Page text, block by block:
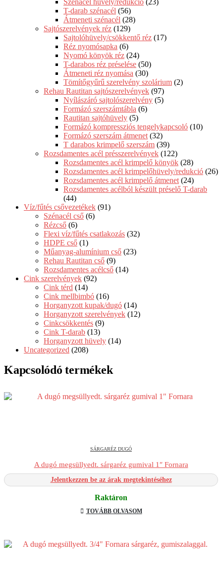
T-darab szénacél (56)
Átmeneti szénacél (28)
Sajtószerelvények réz (129)
Sajtolóhüvely/csökkentő réz (17)
Réz nyomósapka (6)
Nyomó könyök réz (24)
T-darabos réz préselése (50)
Átmeneti réz nyomása (30)
Tömítőgyűrű szerelvény szolárium (2)
Rehau Rautitan sajtószerelvények (97)
Nyílászáró sajtolószerelvény (5)
Formázó szerszámtábla (6)
Rautitan sajtóhüvely (5)
Formázó kompressziós tengelykapcsoló (10)
Formázó szerszám átmenet (32)
T darabos krimpelő szerszám (39)
Rozsdamentes acél présszerelvények (122)
Rozsdamentes acél krimpelő könyök (28)
Rozsdamentes acél krimpelőhüvely/redukció (26)
Rozsdamentes acél krimpelő átmenet (24)
Rozsdamentes acélból készült préselő T-darab
(44)
Víz/fűtés csővezetékek (91)
Szénacél cső (6)
Rézcső (6)
Flexi víz/fűtés csatlakozás (32)
HDPE cső (1)
Műanyag-alumínium cső (23)
Rehau Rautitan cső (9)
Rozsdamentes acélcső (14)
Cink szerelvények (92)
Cink térd (14)
Cink mellbimbó (16)
Horganyzott kupak/dugó (14)
Horganyzott szerelvények (12)
Cinkcsökkentés (9)
Cink T-darab (13)
Horganyzott hüvely (14)
Uncategorized (208)
Kapcsolódó termékek
SÁRGARÉZ DUGÓ
A dugó megsüllyedt. sárgaréz gumival 1″ Fornara
Jelentkezzen be az árak megtekintéséhez
Raktáron
TOVÁBB OLVASOM